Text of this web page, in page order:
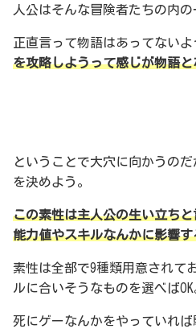
人公はそんな冒険者たちの内の
正直言って物語はあってないよ
を攻略しようって感じが物語と
ということで大穴に向かうの
を決めよう。
この素性は主人公の生い立ち
能力値やスキルなんかに影響す
素性は全部で9種類用意されて
ルに合いそうなものを選べばOK
死にゲーなんかをやっていれ